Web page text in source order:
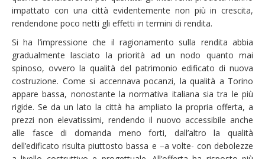
impattato con una città evidentemente non più in crescita,
rendendone poco netti gli effetti in termini di rendita.
Si ha l’impressione che il ragionamento sulla rendita abbia
gradualmente lasciato la priorità ad un nodo quanto mai
spinoso, ovvero la qualità del patrimonio edificato di nuova
costruzione. Come si accennava pocanzi, la qualità a Torino
appare bassa, nonostante la normativa italiana sia tra le più
rigide. Se da un lato la città ha ampliato la propria offerta, a
prezzi non elevatissimi, rendendo il nuovo accessibile anche
alle fasce di domanda meno forti, dall’altro la qualità
dell’edificato risulta piuttosto bassa e –a volte- con debolezze